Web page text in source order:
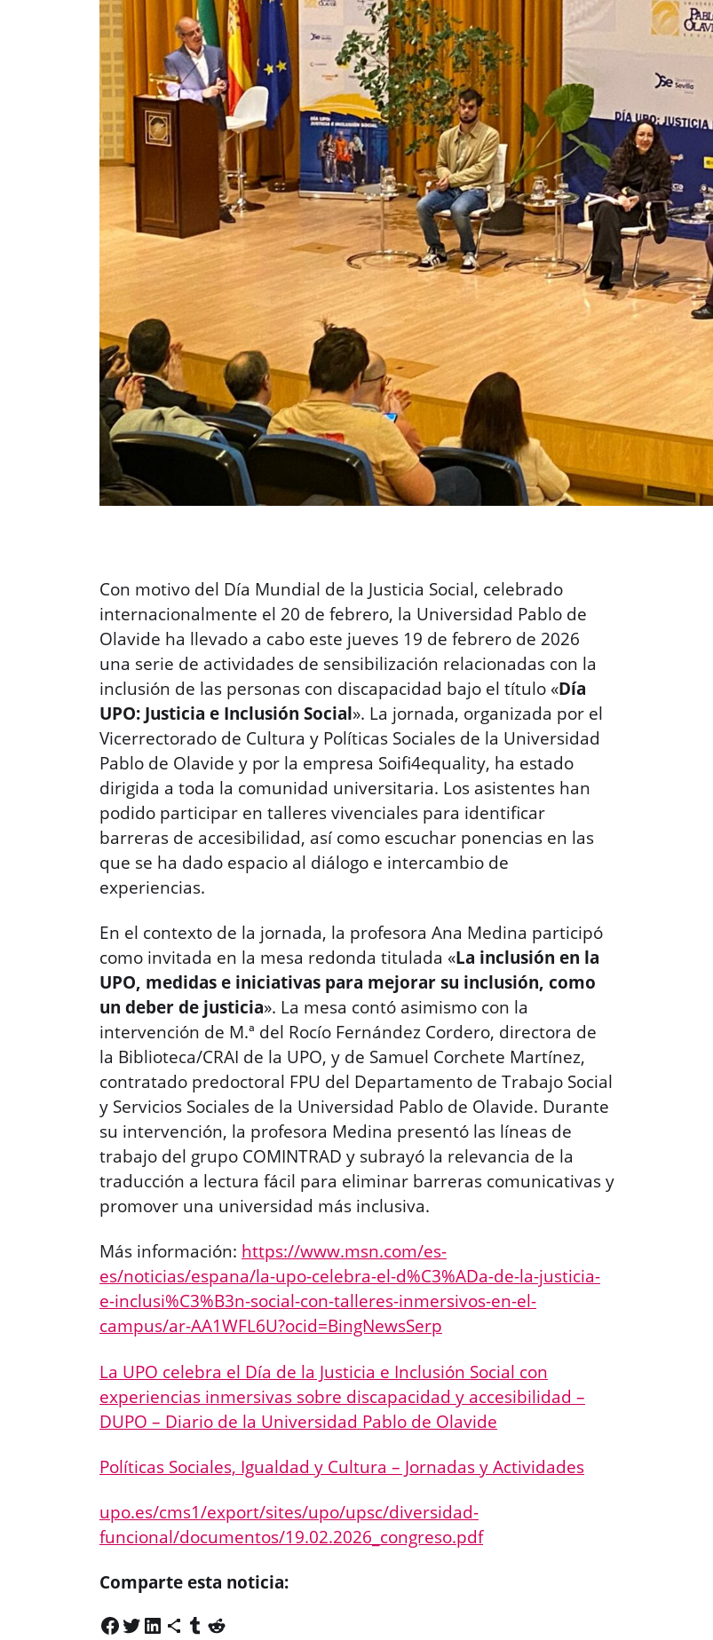
Con motivo del Día Mundial de la Justicia Social, celebrado
internacionalmente el 20 de febrero, la Universidad Pablo de
Olavide ha llevado a cabo este jueves 19 de febrero de 2026
una serie de actividades de sensibilización relacionadas con la
inclusión de las personas con discapacidad bajo el título «Día
UPO: Justicia e Inclusión Social». La jornada, organizada por el
Vicerrectorado de Cultura y Políticas Sociales de la Universidad
Pablo de Olavide y por la empresa Soifi4equality, ha estado
dirigida a toda la comunidad universitaria. Los asistentes han
podido participar en talleres vivenciales para identificar
barreras de accesibilidad, así como escuchar ponencias en las
que se ha dado espacio al diálogo e intercambio de
experiencias.
En el contexto de la jornada, la profesora Ana Medina participó
como invitada en la mesa redonda titulada «La inclusión en la
UPO, medidas e iniciativas para mejorar su inclusión, como
un deber de justicia». La mesa contó asimismo con la
intervención de M.ª del Rocío Fernández Cordero, directora de
la Biblioteca/CRAI de la UPO, y de Samuel Corchete Martínez,
contratado predoctoral FPU del Departamento de Trabajo Social
y Servicios Sociales de la Universidad Pablo de Olavide. Durante
su intervención, la profesora Medina presentó las líneas de
trabajo del grupo COMINTRAD y subrayó la relevancia de la
traducción a lectura fácil para eliminar barreras comunicativas y
promover una universidad más inclusiva.
Más información: https://www.msn.com/es-
es/noticias/espana/la-upo-celebra-el-d%C3%ADa-de-la-justicia-
e-inclusi%C3%B3n-social-con-talleres-inmersivos-en-el-
campus/ar-AA1WFL6U?ocid=BingNewsSerp
La UPO celebra el Día de la Justicia e Inclusión Social con
experiencias inmersivas sobre discapacidad y accesibilidad –
DUPO – Diario de la Universidad Pablo de Olavide
Políticas Sociales, Igualdad y Cultura – Jornadas y Actividades
upo.es/cms1/export/sites/upo/upsc/diversidad-
funcional/documentos/19.02.2026_congreso.pdf
Comparte esta noticia: